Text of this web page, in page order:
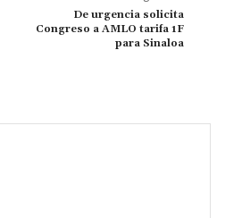
r
n
k
De urgencia solicita
Congreso a AMLO tarifa 1F
para Sinaloa